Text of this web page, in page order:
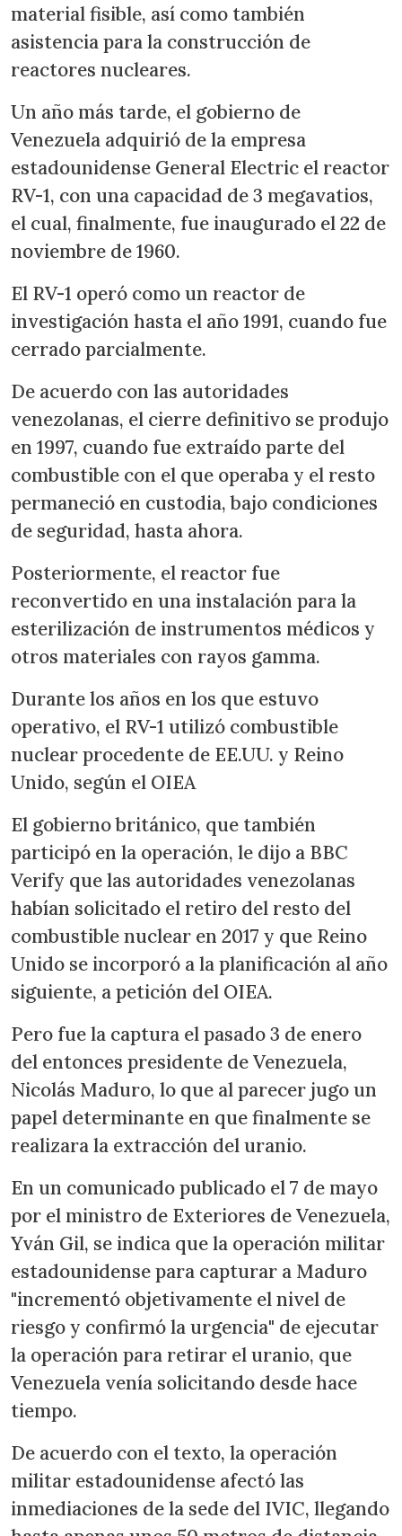
material fisible, así como también
asistencia para la construcción de
reactores nucleares.
Un año más tarde, el gobierno de
Venezuela adquirió de la empresa
estadounidense General Electric el reactor
RV-1, con una capacidad de 3 megavatios,
el cual, finalmente, fue inaugurado el 22 de
noviembre de 1960.
El RV-1 operó como un reactor de
investigación hasta el año 1991, cuando fue
cerrado parcialmente.
De acuerdo con las autoridades
venezolanas, el cierre definitivo se produjo
en 1997, cuando fue extraído parte del
combustible con el que operaba y el resto
permaneció en custodia, bajo condiciones
de seguridad, hasta ahora.
Posteriormente, el reactor fue
reconvertido en una instalación para la
esterilización de instrumentos médicos y
otros materiales con rayos gamma.
Durante los años en los que estuvo
operativo, el RV-1 utilizó combustible
nuclear procedente de EE.UU. y Reino
Unido, según el OIEA
El gobierno británico, que también
participó en la operación, le dijo a BBC
Verify que las autoridades venezolanas
habían solicitado el retiro del resto del
combustible nuclear en 2017 y que Reino
Unido se incorporó a la planificación al año
siguiente, a petición del OIEA.
Pero fue la captura el pasado 3 de enero
del entonces presidente de Venezuela,
Nicolás Maduro, lo que al parecer jugo un
papel determinante en que finalmente se
realizara la extracción del uranio.
En un comunicado publicado el 7 de mayo
por el ministro de Exteriores de Venezuela,
Yván Gil, se indica que la operación militar
estadounidense para capturar a Maduro
"incrementó objetivamente el nivel de
riesgo y confirmó la urgencia" de ejecutar
la operación para retirar el uranio, que
Venezuela venía solicitando desde hace
tiempo.
De acuerdo con el texto, la operación
militar estadounidense afectó las
inmediaciones de la sede del IVIC, llegando